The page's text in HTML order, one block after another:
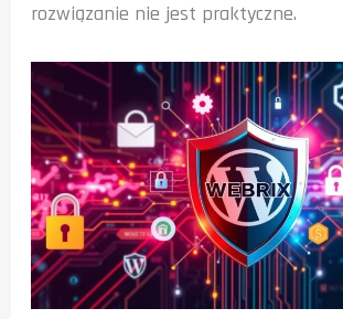
rozwiązanie nie jest praktyczne.